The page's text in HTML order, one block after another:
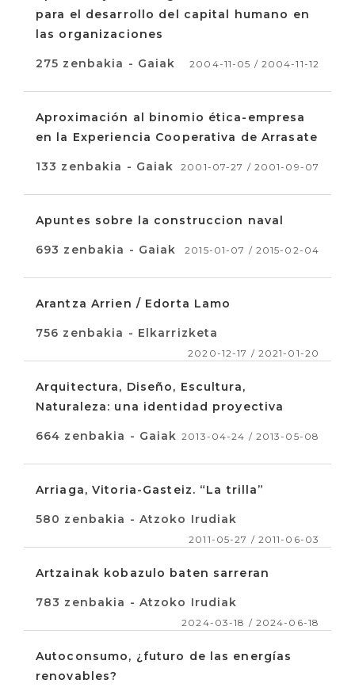
para el desarrollo del capital humano en
las organizaciones
275 zenbakia - Gaiak 2004-11-05 / 2004-11-12
Aproximación al binomio ética-empresa
en la Experiencia Cooperativa de Arrasate
133 zenbakia - Gaiak 2001-07-27 / 2001-09-07
Apuntes sobre la construccion naval
693 zenbakia - Gaiak 2015-01-07 / 2015-02-04
Arantza Arrien / Edorta Lamo
756 zenbakia - Elkarrizketa
2020-12-17 / 2021-01-20
Arquitectura, Diseño, Escultura,
Naturaleza: una identidad proyectiva
664 zenbakia - Gaiak 2013-04-24 / 2013-05-08
Arriaga, Vitoria-Gasteiz. “La trilla”
580 zenbakia - Atzoko Irudiak
2011-05-27 / 2011-06-03
Artzainak kobazulo baten sarreran
783 zenbakia - Atzoko Irudiak
2024-03-18 / 2024-06-18
Autoconsumo, ¿futuro de las energías
renovables?